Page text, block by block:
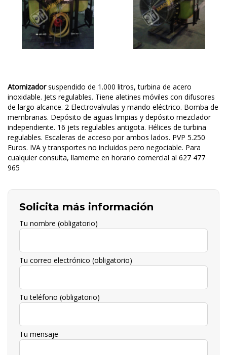
Atomizadorsuspendido de 1.000 litros, turbina de acero
inoxidable. Jets regulables. Tiene aletines móviles con difusores
de largo alcance. 2 Electrovalvulas y mando eléctrico. Bomba de
membranas. Depósito de aguas limpias y depósito mezclador
independiente. 16 jets regulables antigota. Hélices de turbina
regulables. Escaleras de acceso por ambos lados. PVP 5.250
Euros. IVA y transportes no incluidos pero negociable. Para
cualquier consulta, llameme en horario comercial al 627 477
965
Solicita más información
Tu nombre (obligatorio)
Tu correo electrónico (obligatorio)
Tu teléfono (obligatorio)
Tu mensaje